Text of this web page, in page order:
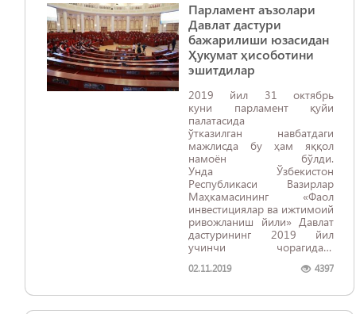
Парламент аъзолари
Давлат дастури
бажарилиши юзасидан
Ҳукумат ҳисоботини
эшитдилар
2019 йил 31 октябрь
куни парламент қуйи
палатасида
ўтказилган навбатдаги
мажлисда бу ҳам яққол
намоён бўлди.
Унда Ўзбекистон
Республикаси Вазирлар
Маҳкамасининг «Фаол
инвестициялар ва ижтимоий
ривожланиш йили» Давлат
дастурининг 2019 йил
учинчи чорагидаги
тўғрисида»ги
02.11.2019 4397